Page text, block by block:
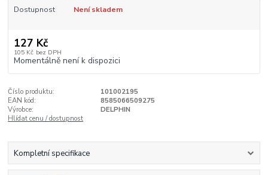
Dostupnost Není skladem
127 Kč
105 Kč bez DPH
Momentálně není k dispozici
Číslo produktu:
101002195
EAN kód:
8585066509275
Výrobce:
DELPHIN
Hlídat cenu / dostupnost
Kompletní specifikace